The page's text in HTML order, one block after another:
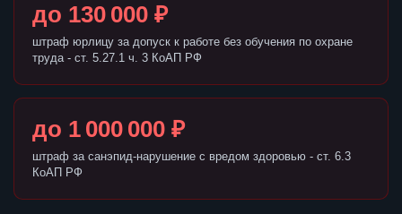
до 130 000 ₽
штраф юрлицу за допуск к работе без обучения по охране
труда - ст. 5.27.1 ч. 3 КоАП РФ
до 1 000 000 ₽
штраф за санэпид-нарушение с вредом здоровью - ст. 6.3
КоАП РФ